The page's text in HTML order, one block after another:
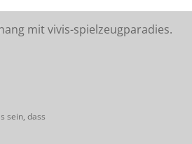
mit vivis-spielzeugparadies.
sein, dass